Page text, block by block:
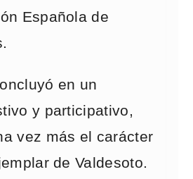
Española de
en un
y participativo,
vez más el carácter
de Valdesoto.